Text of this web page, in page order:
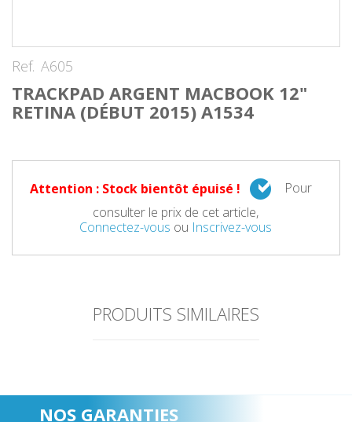
Ref. A605
TRACKPAD ARGENT MACBOOK 12"
RETINA (DÉBUT 2015) A1534
Attention : Stock bientôt épuisé !
Pour
consulter le prix de cet article,
Connectez-vous ou Inscrivez-vous
PRODUITS SIMILAIRES
NOS GARANTIES